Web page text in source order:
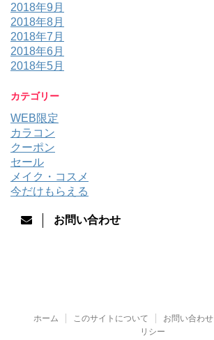
2018年9月
2018年8月
2018年7月
2018年6月
2018年5月
カテゴリー
WEB限定
カラコン
クーポン
セール
メイク・コスメ
今だけもらえる
お問い合わせ
ホーム このサイトについて お問い合わせ
リシー